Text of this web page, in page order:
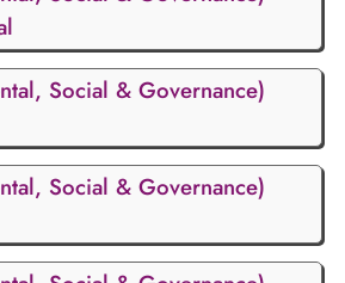
Social & Governance)
Social & Governance)